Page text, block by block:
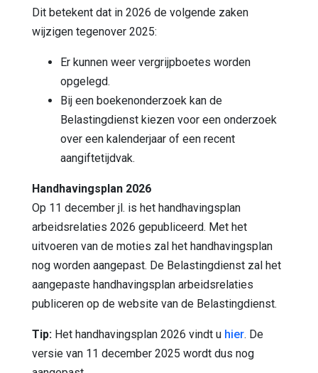
Dit betekent dat in 2026 de volgende zaken
wijzigen tegenover 2025:
Er kunnen weer vergrijpboetes worden
opgelegd.
Bij een boekenonderzoek kan de
Belastingdienst kiezen voor een onderzoek
over een kalenderjaar of een recent
aangiftetijdvak.
Handhavingsplan 2026
Op 11 december jl. is het handhavingsplan
arbeidsrelaties 2026 gepubliceerd. Met het
uitvoeren van de moties zal het handhavingsplan
nog worden aangepast. De Belastingdienst zal het
aangepaste handhavingsplan arbeidsrelaties
publiceren op de website van de Belastingdienst.
Tip: Het handhavingsplan 2026 vindt u hier. De
versie van 11 december 2025 wordt dus nog